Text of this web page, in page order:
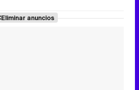
Eliminar anuncios